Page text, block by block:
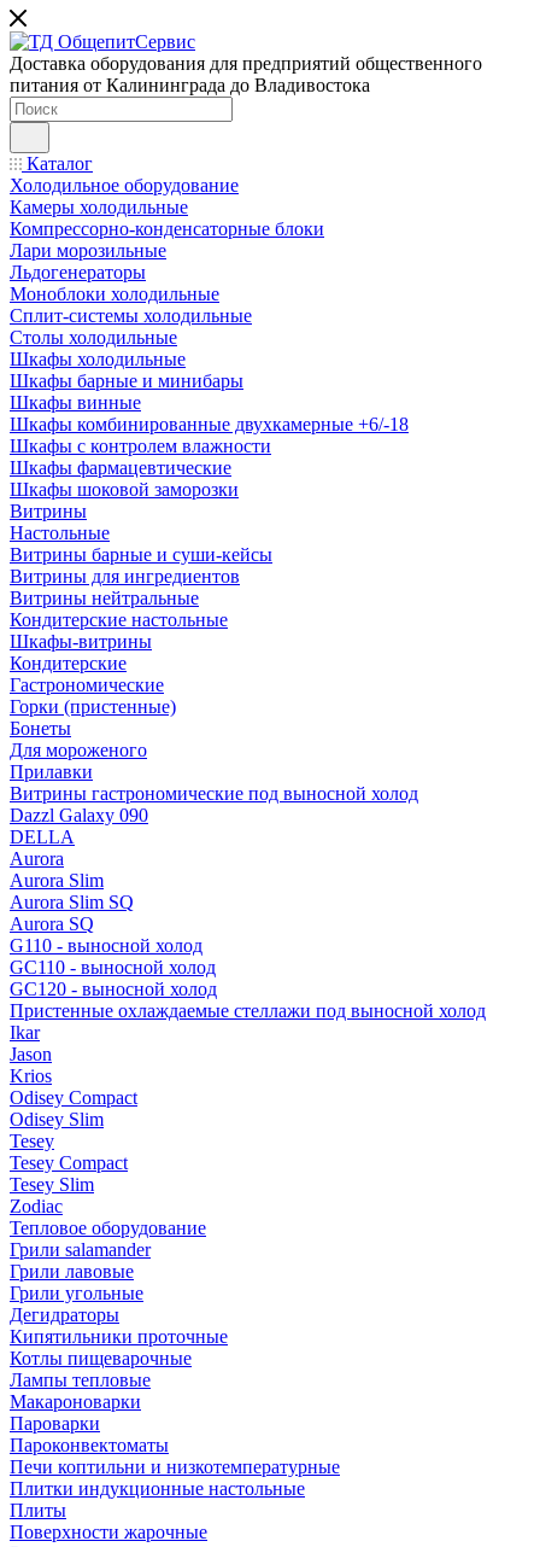
Доставка оборудования для предприятий общественного
питания от Калининграда до Владивостока
Каталог
Холодильное оборудование
Камеры холодильные
Компрессорно-конденсаторные блоки
Лари морозильные
Льдогенераторы
Моноблоки холодильные
Сплит-системы холодильные
Столы холодильные
Шкафы холодильные
Шкафы барные и минибары
Шкафы винные
Шкафы комбинированные двухкамерные +6/-18
Шкафы с контролем влажности
Шкафы фармацевтические
Шкафы шоковой заморозки
Витрины
Настольные
Витрины барные и суши-кейсы
Витрины для ингредиентов
Витрины нейтральные
Кондитерские настольные
Шкафы-витрины
Кондитерские
Гастрономические
Горки (пристенные)
Бонеты
Для мороженого
Прилавки
Витрины гастрономические под выносной холод
Dazzl Galaxy 090
DELLA
Aurora
Aurora Slim
Aurora Slim SQ
Aurora SQ
G110 - выносной холод
GC110 - выносной холод
GC120 - выносной холод
Пристенные охлаждаемые стеллажи под выносной холод
Ikar
Jason
Krios
Odisey Compact
Odisey Slim
Tesey
Tesey Compact
Tesey Slim
Zodiac
Тепловое оборудование
Грили salamander
Грили лавовые
Грили угольные
Дегидраторы
Кипятильники проточные
Котлы пищеварочные
Лампы тепловые
Макароноварки
Пароварки
Пароконвектоматы
Печи коптильни и низкотемпературные
Плитки индукционные настольные
Плиты
Поверхности жарочные